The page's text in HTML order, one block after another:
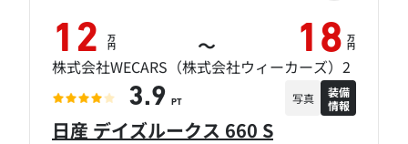
日産 デイズルークス 660 S
12 万
円 ～ 18 万
円
株式会社WECARS（株式会社ウィーカーズ）2
3.9 PT 写真
装備
情報